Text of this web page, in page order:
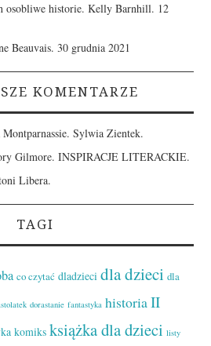
osobliwe historie. Kelly Barnhill. 12
Beauvais. 30 grudnia 2021
KOMENTARZE
Sylwia Zientek.
Gilmore. INSPIRACJE LITERACKIE.
Libera.
TAGI
co czytać dladzieci dla dzieci dla
dorastanie fantastyka historiaII
komiks książka dla dzieci listy